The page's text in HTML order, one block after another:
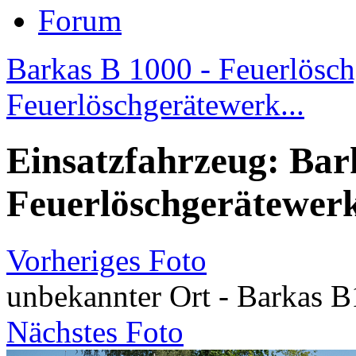
Forum
Barkas B 1000 -
Feuerlöschgerätewerk...
Einsatzfahrzeug:
Vorheriges Foto
unbekannter Ort - Barkas
Nächstes Foto